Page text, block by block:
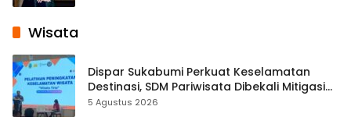
Wisata
Dispar Sukabumi Perkuat Keselamatan
Destinasi, SDM Pariwisata Dibekali Mitigasi
hingga Teknik Evakuasi
5 Agustus 2026